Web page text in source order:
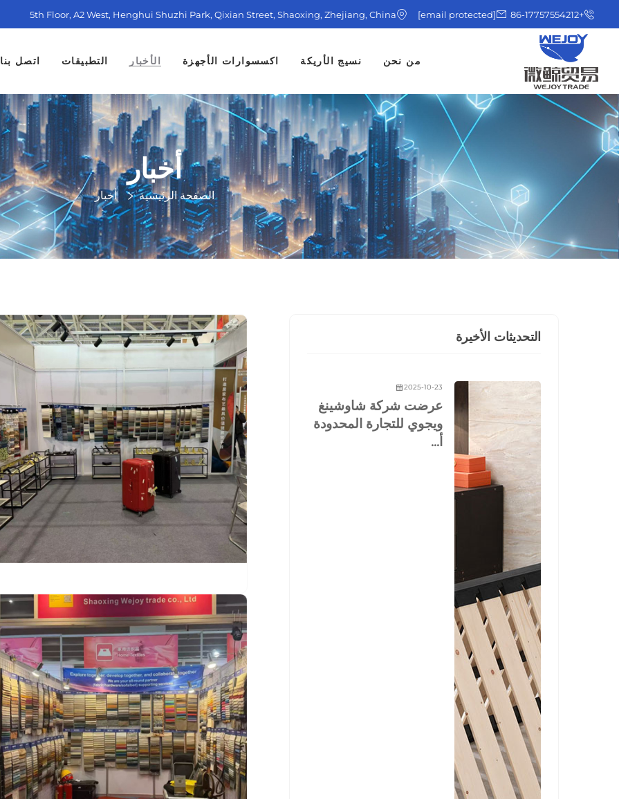
+86-17757554212
[email protected]
5th Floor, A2 West, Henghui Shuzhi Park, Qixian Street, Shaoxing, Zhejiang, China
من نحن نسيج الأريكة اكسسوارات الأجهزة الأخبار التطبيقات اتصل بنا
أخبار
الصفحة الرئيسية أخبار
التحديثات الأخيرة
2025-10-23
عرضت شركة شاوشينغ
ويجوي للتجارة المحدودة
أ...